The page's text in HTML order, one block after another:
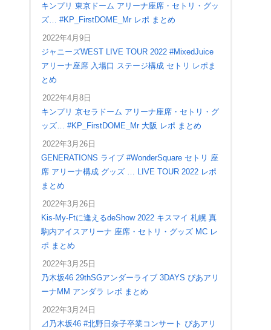
キンプリ 東京ドーム アリーナ座席・セトリ・グッ
ズ… #KP_FirstDOME_Mr レポ まとめ
2022年4月9日
ジャニーズWEST LIVE TOUR 2022 #MixedJuice
アリーナ座席 入場口 ステージ構成 セトリ レポま
とめ
2022年4月8日
キンプリ 京セラドーム アリーナ座席・セトリ・グ
ッズ… #KP_FirstDOME_Mr 大阪 レポ まとめ
2022年3月26日
GENERATIONS ライブ #WonderSquare セトリ 座
席 アリーナ構成 グッズ … LIVE TOUR 2022 レポ
まとめ
2022年3月26日
Kis-My-Ftに逢えるdeShow 2022 キスマイ 札幌 真
駒内アイスアリーナ 座席・セトリ・グッズ MC レ
ポ まとめ
2022年3月25日
乃木坂46 29thSGアンダーライブ 3DAYS ぴあアリ
ーナMM アンダラ レポ まとめ
2022年3月24日
⊿乃木坂46 #北野日奈子卒業コンサート ぴあアリ